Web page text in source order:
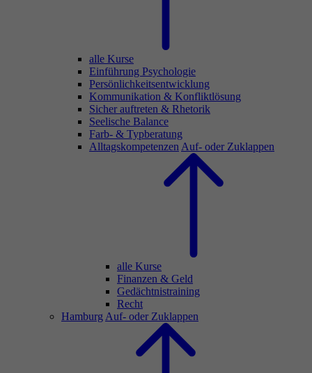
alle Kurse
Einführung Psychologie
Persönlichkeitsentwicklung
Kommunikation & Konfliktlösung
Sicher auftreten & Rhetorik
Seelische Balance
Farb- & Typberatung
Alltagskompetenzen Auf- oder Zuklappen
alle Kurse
Finanzen & Geld
Gedächtnistraining
Recht
Hamburg Auf- oder Zuklappen